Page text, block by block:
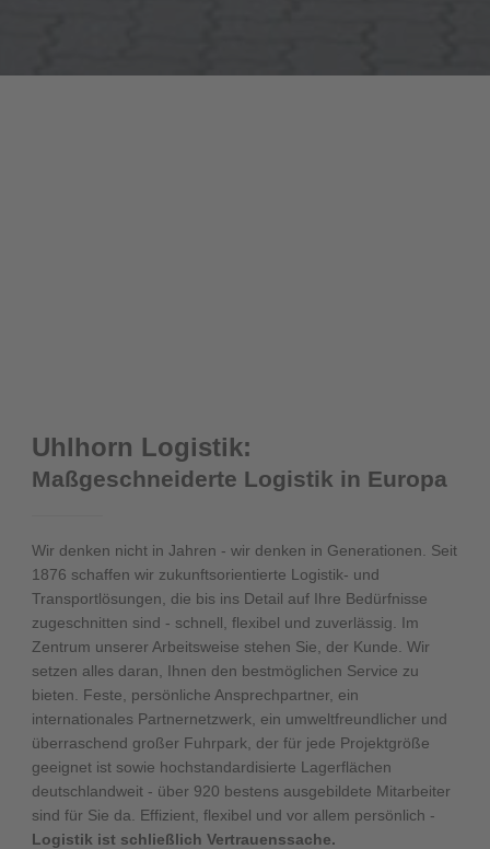
Uhlhorn Logistik:
Maßgeschneiderte Logistik in Europa
Wir denken nicht in Jahren - wir denken in Generationen. Seit
1876 schaffen wir zukunftsorientierte Logistik- und
Transportlösungen, die bis ins Detail auf Ihre Bedürfnisse
zugeschnitten sind - schnell, flexibel und zuverlässig. Im
Zentrum unserer Arbeitsweise stehen Sie, der Kunde. Wir
setzen alles daran, Ihnen den bestmöglichen Service zu
bieten. Feste, persönliche Ansprechpartner, ein
internationales Partnernetzwerk, ein umweltfreundlicher und
überraschend großer Fuhrpark, der für jede Projektgröße
geeignet ist sowie hochstandardisierte Lagerflächen
deutschlandweit - über 920 bestens ausgebildete Mitarbeiter
sind für Sie da. Effizient, flexibel und vor allem persönlich -
Logistik ist schließlich Vertrauenssache.